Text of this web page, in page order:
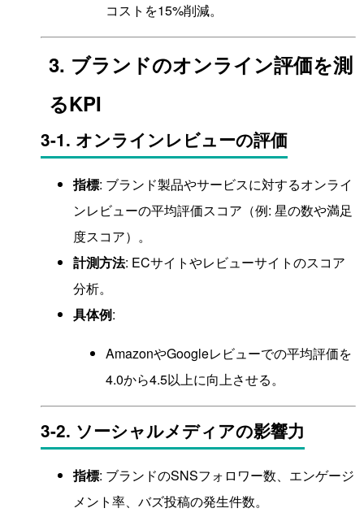
コストを15%削減。
3. ブランドのオンライン評価を測
るKPI
3-1. オンラインレビューの評価
指標: ブランド製品やサービスに対するオンライ
ンレビューの平均評価スコア（例: 星の数や満足
度スコア）。
計測方法: ECサイトやレビューサイトのスコア
分析。
具体例:
AmazonやGoogleレビューでの平均評価を
4.0から4.5以上に向上させる。
3-2. ソーシャルメディアの影響力
指標: ブランドのSNSフォロワー数、エンゲージ
メント率、バズ投稿の発生件数。